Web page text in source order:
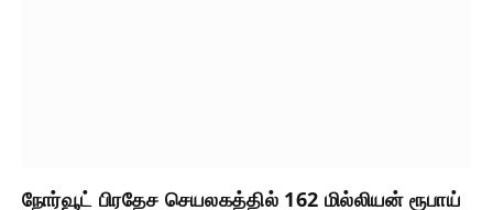
நோர்வூட் பிரதேச செயலகத்தில் 162 மில்லியன் ரூபாய்